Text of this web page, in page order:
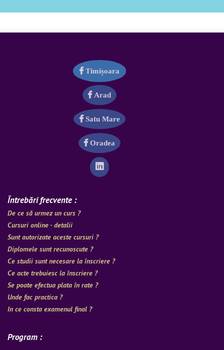
Timișoara
Arad
Satu Mare
Oradea
Întrebări frecvente :
De ce să urmez un curs ?
Cursuri online - detalii
Sunt autorizate aceste cursuri ?
Diplomele sunt recunoscute ?
Ce studii sunt necesare la înscriere ?
Ce acte trebuiesc la înscriere ?
Se poate efectua plata în rate ?
Unde fac practica ?
In ce consta examenul final ?
Program :